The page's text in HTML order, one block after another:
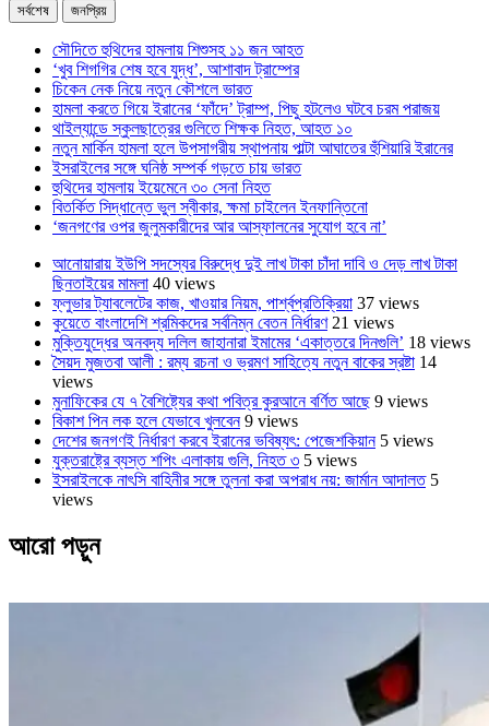
সর্বশেষ জনপ্রিয়
সৌদিতে হুথিদের হামলায় শিশুসহ ১১ জন আহত
‘খুব শিগগির শেষ হবে যুদ্ধ’, আশাবাদ ট্রাম্পের
চিকেন নেক নিয়ে নতুন কৌশলে ভারত
হামলা করতে গিয়ে ইরানের ‘ফাঁদে’ ট্রাম্প, পিছু হটলেও ঘটবে চরম পরাজয়
থাইল্যান্ডে স্কুলছাত্রের গুলিতে শিক্ষক নিহত, আহত ১০
নতুন মার্কিন হামলা হলে উপসাগরীয় স্থাপনায় পাল্টা আঘাতের হুঁশিয়ারি ইরানের
ইসরাইলের সঙ্গে ঘনিষ্ঠ সম্পর্ক গড়তে চায় ভারত
হুথিদের হামলায় ইয়েমেনে ৩০ সেনা নিহত
বিতর্কিত সিদ্ধান্তে ভুল স্বীকার, ক্ষমা চাইলেন ইনফান্তিনো
‘জনগণের ওপর জুলুমকারীদের আর আস্ফালনের সুযোগ হবে না’
আনোয়ারায় ইউপি সদস্যের বিরুদ্ধে দুই লাখ টাকা চাঁদা দাবি ও দেড় লাখ টাকা
ছিনতাইয়ের মামলা 40 views
ফ্লুভার ট্যাবলেটের কাজ, খাওয়ার নিয়ম, পার্শ্বপ্রতিক্রিয়া 37 views
কুয়েতে বাংলাদেশি শ্রমিকদের সর্বনিম্ন বেতন নির্ধারণ 21 views
মুক্তিযুদ্ধের অনবদ্য দলিল জাহানারা ইমামের ‘একাত্তরে দিনগুলি’ 18 views
সৈয়দ মুজতবা আলী : রম্য রচনা ও ভ্রমণ সাহিত্যে নতুন বাকের স্রষ্টা 14
views
মুনাফিকের যে ৭ বৈশিষ্ট্যের কথা পবিত্র কুরআনে বর্ণিত আছে 9 views
বিকাশ পিন লক হলে যেভাবে খুলবেন 9 views
দেশের জনগণই নির্ধারণ করবে ইরানের ভবিষ্যৎ: পেজেশকিয়ান 5 views
যুক্তরাষ্ট্রে ব্যস্ত শপিং এলাকায় গুলি, নিহত ৩ 5 views
ইসরাইলকে নাৎসি বাহিনীর সঙ্গে তুলনা করা অপরাধ নয়: জার্মান আদালত 5
views
আরো পড়ুন